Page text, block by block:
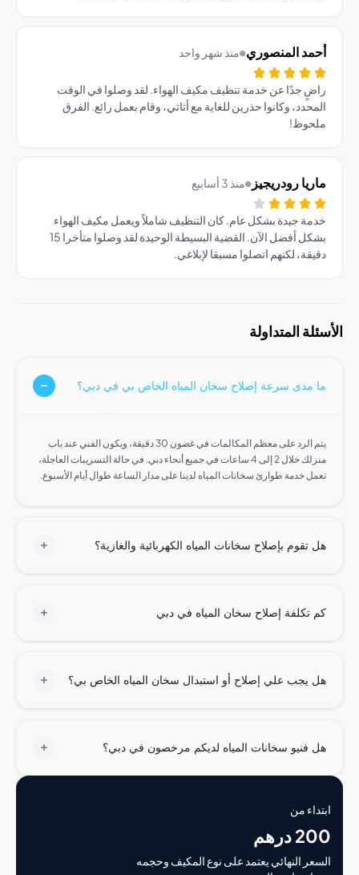
المنصوري منذ شهر واحد
جدًا عن خدمة تنظيف مكيف الهواء. لقد وصلوا في الوقت
وكانوا حذرين للغاية مع أثاثي، وقام بعمل رائع. الفرق
رودريجيز منذ 3 أسابيع
جيدة بشكل عام. كان التنظيف شاملاً ويعمل مكيف الهواء
بشكل أفضل الآن. القضية البسيطة الوحيدة لقد وصلوا متأخرا 15
لكنهم اتصلوا مسبقا لإبلاغي.
المتداولة
مدى سرعة إصلاح سخان المياه الخاص بي في دبي؟
يتم الرد على معظم المكالمات في غضون 30 دقيقة، ويكون الفني عند باب
منزلك خلال 2 إلى 4 ساعات في جميع أنحاء دبي. في حالة التسريبات العاجلة،
خدمة طوارئ سخانات المياه لدينا على مدار الساعة طوال أيام الأسبوع.
بإصلاح سخانات المياه الكهربائية والغازية؟
إصلاح سخان المياه في دبي
علي إصلاح أو استبدال سخان المياه الخاص بي؟
سخانات المياه لديكم مرخصون في دبي؟
النهائي يعتمد على نوع المكيف وحجمه